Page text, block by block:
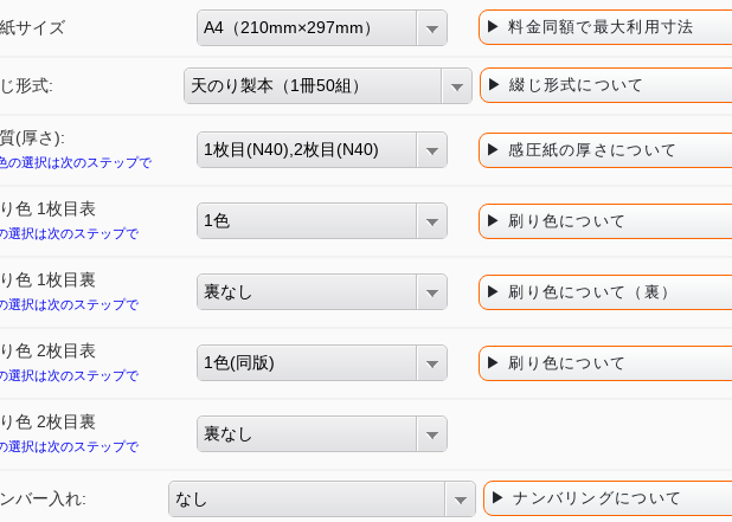
サイズ A4（210mm×297mm） ▶ 料金同額で最大利用寸法
形式: 天のり製本（1冊50組） ▶ 綴じ形式について
(厚さ):
の選択は次のステップで
1枚目(N40),2枚目(N40) ▶ 感圧紙の厚さについて
色 1枚目表
選択は次のステップで
1色 ▶ 刷り色について
色 1枚目裏
選択は次のステップで
裏なし ▶ 刷り色について（裏）
色 2枚目表
選択は次のステップで
1色(同版) ▶ 刷り色について
色 2枚目裏
選択は次のステップで
裏なし
バー入れ: なし ▶ ナンバリングについて